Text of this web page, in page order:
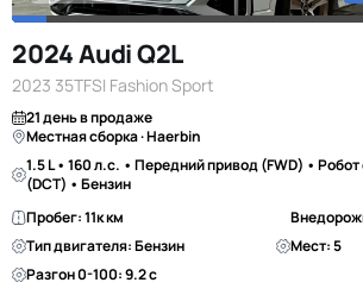
2024 Audi Q2L
2023 35TFSI Fashion Sport
21 день в продаже
Местная сборка · Haerbin
1.5 L • 160 л.с. • Передний привод (FWD) •
(DCT) • Бензин
Пробег: 11к км
Тип двигателя: Бензин
Мест: 5
Разгон 0-100: 9.2 с